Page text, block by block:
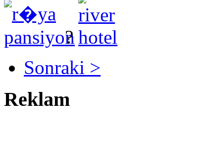
?
Sonraki >
Reklam